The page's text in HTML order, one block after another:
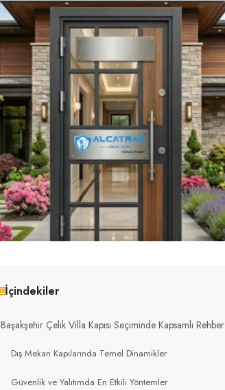
İçindekiler
Başakşehir Çelik Villa Kapısı Seçiminde Kapsamlı Rehber
Dış Mekan Kapılarında Temel Dinamikler
Güvenlik ve Yalıtımda En Etkili Yöntemler